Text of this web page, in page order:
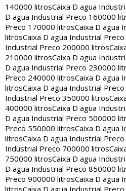
140000 litrosCaixa D agua
D agua Industrial Preco 160000
Preco 170000 litrosCaixa D agua
litrosCaixa D agua Industrial
Industrial Preco 200000 litros
210000 litrosCaixa D agua
D agua Industrial Preco 230000
Preco 240000 litrosCaixa D agua
litrosCaixa D agua Industrial
Industrial Preco 350000 litros
400000 litrosCaixa D agua
D agua Industrial Preco 500000
Preco 550000 litrosCaixa D agua
litrosCaixa D agua Industrial
Industrial Preco 700000 litros
750000 litrosCaixa D agua
D agua Industrial Preco 850000
Preco 900000 litrosCaixa D agua